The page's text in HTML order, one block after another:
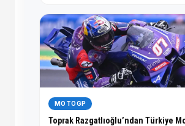
MOTOGP
Toprak Razgatlıoğlu’ndan Türkiye